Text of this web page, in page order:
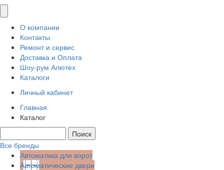
О компании
Контакты
Ремонт и сервис
Доставка и Оплата
Шоу-рум Алютех
Каталоги
Личный кабинет
Главная
Каталог
Все бренды
Автоматика для ворот
Автоматические двери